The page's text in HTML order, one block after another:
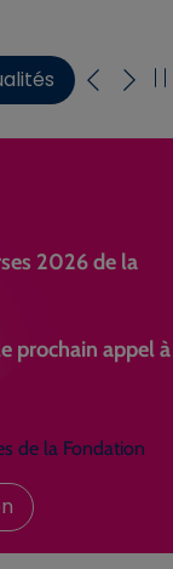
2026 de la
prochain appel à
de la Fondation